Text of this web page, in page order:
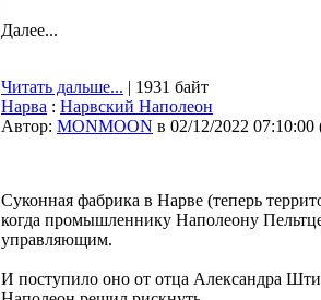
Далее...
Читать дальше... | 1931 байт
Нарва : Нарвский Наполеон
Автор: MONMOON в 02/12/2022 07:10:00
Суконная фабрика в Нарве (теперь
когда промышленнику Наполеону
управляющим.
И поступило оно от отца Александра